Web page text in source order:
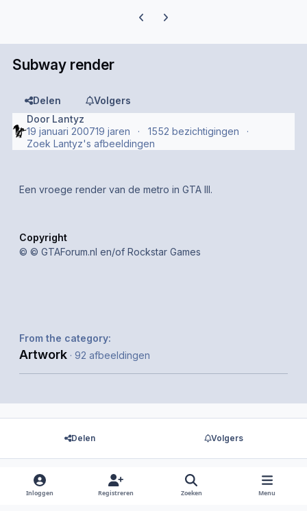
Previous carousel slide
Next carousel slide
Subway render
Delen
Volgers
Door Lantyz
19 januari 200719 jaren
1552 bezichtigingen
Zoek Lantyz's afbeeldingen
Een vroege render van de metro in GTA III.
Copyright
© © GTAForum.nl en/of Rockstar Games
From the category:
Artwork · 92 afbeeldingen
Delen Volgers
Er zijn geen reacties om weer te geven.
Inloggen Registreren Zoeken Menu